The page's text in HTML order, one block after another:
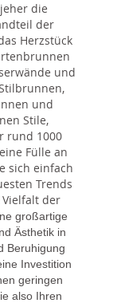
die
der
Herzstück
und
und
Stile,
rund 1000
Fülle an
sich einfach
Trends
der
großartige
Ästhetik in
Beruhigung
Investition
geringen
also Ihren